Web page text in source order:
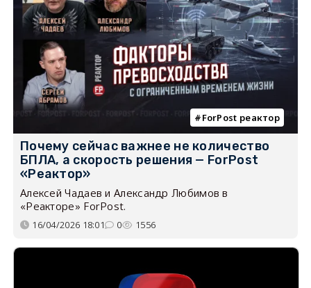
ForPost реактор
Почему сейчас важнее не количество
БПЛА, а скорость решения — ForPost
«Реактор»
Алексей Чадаев и Александр Любимов в
«Реакторе» ForPost.
16/04/2026 18:01 0 1556